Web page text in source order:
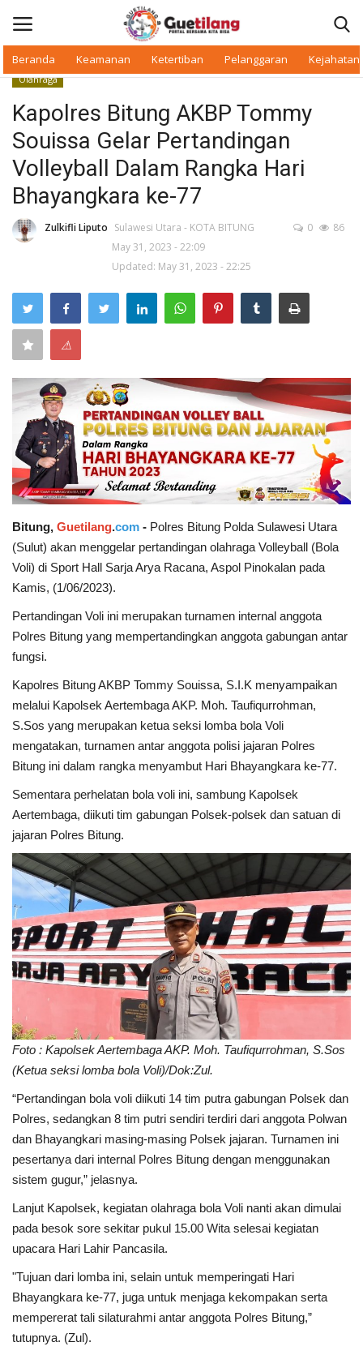
Beranda Keamanan Ketertiban Pelanggaran Kejahatan
Beranda
Daerah
Makan Bergizi
Pelanggaran
Ketertiban
Keamanan
Kejahatan
Cybers Event
Pekerja Migran Indonesia
Ekonomi
Pendidikan
Informasi Journalism
Olahraga
Kesehatan
Layanan Publik
Perempuan/Anak
Olahraga
Kapolres Bitung AKBP Tommy
Souissa Gelar Pertandingan
Volleyball Dalam Rangka Hari
Bhayangkara ke-77
Zulkifli Liputo Sulawesi Utara - KOTA BITUNG
May 31, 2023 - 22:09
Updated: May 31, 2023 - 22:25
0 86
⚠
Bitung, Guetilang.com - Polres Bitung Polda Sulawesi Utara
(Sulut) akan menggelar pertandingan olahraga Volleyball (Bola
Voli) di Sport Hall Sarja Arya Racana, Aspol Pinokalan pada
Kamis, (1/06/2023).
Pertandingan Voli ini merupakan turnamen internal anggota
Polres Bitung yang mempertandingkan anggota gabungan antar
fungsi.
Kapolres Bitung AKBP Tommy Souissa, S.I.K menyampaikan
melalui Kapolsek Aertembaga AKP. Moh. Taufiqurrohman,
S.Sos yang merupakan ketua seksi lomba bola Voli
mengatakan, turnamen antar anggota polisi jajaran Polres
Bitung ini dalam rangka menyambut Hari Bhayangkara ke-77.
Sementara perhelatan bola voli ini, sambung Kapolsek
Aertembaga, diikuti tim gabungan Polsek-polsek dan satuan di
jajaran Polres Bitung.
Foto : Kapolsek Aertembaga AKP. Moh. Taufiqurrohman, S.Sos
(Ketua seksi lomba bola Voli)/Dok:Zul.
“Pertandingan bola voli diikuti 14 tim putra gabungan Polsek dan
Polres, sedangkan 8 tim putri sendiri terdiri dari anggota Polwan
dan Bhayangkari masing-masing Polsek jajaran. Turnamen ini
pesertanya dari internal Polres Bitung dengan menggunakan
sistem gugur,” jelasnya.
Lanjut Kapolsek, kegiatan olahraga bola Voli nanti akan dimulai
pada besok sore sekitar pukul 15.00 Wita selesai kegiatan
upacara Hari Lahir Pancasila.
"Tujuan dari lomba ini, selain untuk memperingati Hari
Bhayangkara ke-77, juga untuk menjaga kekompakan serta
mempererat tali silaturahmi antar anggota Polres Bitung,”
tutupnya. (Zul).